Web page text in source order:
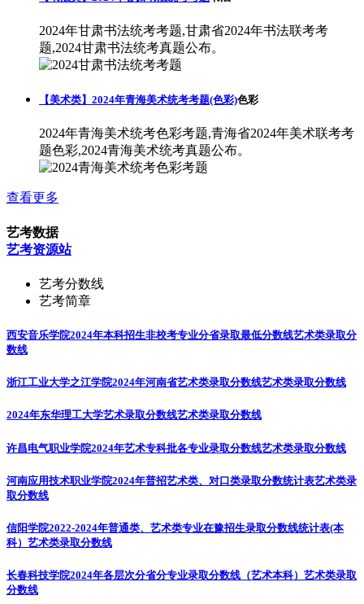
2024年甘肃书法统考考题,甘肃省2024年书法联考考
题,2024甘肃书法统考真题公布。
【美术类】2024年青海美术统考考题(色彩)色彩
2024年青海美术统考色彩考题,青海省2024年美术联考考
题色彩,2024青海美术统考真题公布。
查看更多
艺考数据
艺考资源站
艺考分数线
艺考简章
西安音乐学院2024年本科招生非校考专业分省录取最低分数线艺术类录取分
数线
浙江工业大学之江学院2024年河南省艺术类录取分数线艺术类录取分数线
2024年东华理工大学艺术录取分数线艺术类录取分数线
许昌电气职业学院2024年艺术专科批各专业录取分数线艺术类录取分数线
河南应用技术职业学院2024年普招艺术类、对口类录取分数统计表艺术类录
取分数线
信阳学院2022-2024年普通类、艺术类专业在豫招生录取分数线统计表(本
科） 艺术类录取分数线
长春科技学院2024年各层次分省分专业录取分数线（艺术本科） 艺术类录取
分数线